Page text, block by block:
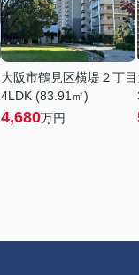
大阪市鶴見区横堤２丁目
4LDK (83.91㎡)
4,680万円